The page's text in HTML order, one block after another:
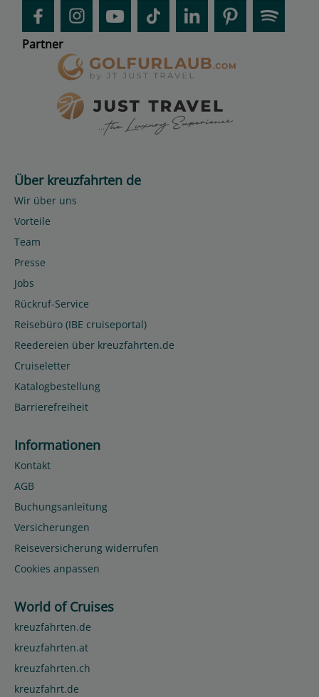
Partner
Über kreuzfahrten de
Wir über uns
Vorteile
Team
Presse
Jobs
Rückruf-Service
Reisebüro (IBE cruiseportal)
Reedereien über kreuzfahrten.de
Cruiseletter
Katalogbestellung
Barrierefreiheit
Informationen
Kontakt
AGB
Buchungsanleitung
Versicherungen
Reiseversicherung widerrufen
Cookies anpassen
World of Cruises
kreuzfahrten.de
kreuzfahrten.at
kreuzfahrten.ch
kreuzfahrt.de